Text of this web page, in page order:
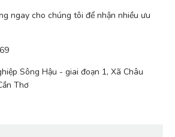
ngay cho chúng tôi để nhận nhiều ưu
Sông Hậu - giai đoạn 1, Xã Châu
Thơ